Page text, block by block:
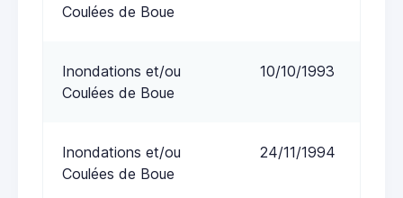
Coulées de Boue
Inondations et/ou
Coulées de Boue
10/10/1993
Inondations et/ou
Coulées de Boue
24/11/1994